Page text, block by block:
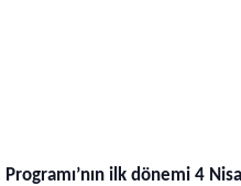
ilk dönemi 4